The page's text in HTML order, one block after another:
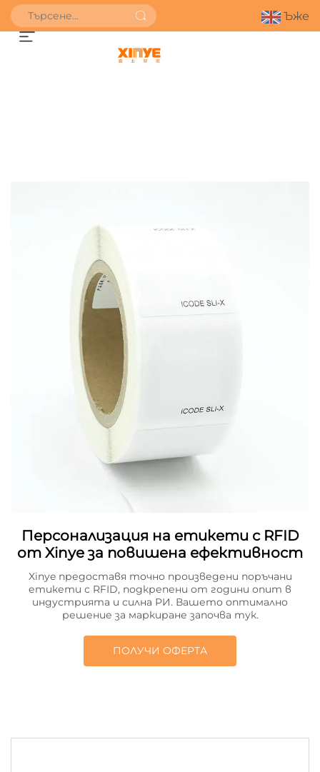
Ъже
Персонализация на етикети с RFID
от Xinye за повишена ефективност
Xinye предоставя точно произведени поръчани
етикети с RFID, подкрепени от години опит в
индустрията и силна РИ. Вашето оптимално
решение за маркиране започва тук.
ПОЛУЧИ ОФЕРТА